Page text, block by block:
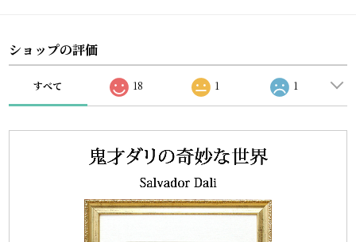
ショップの評価
すべて 18 1 1